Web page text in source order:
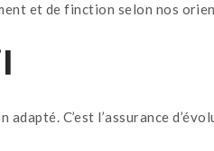
et de finction selon nos
C’est l’assurance